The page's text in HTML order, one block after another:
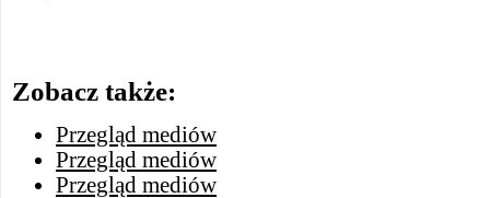
Zobacz także:
Przegląd mediów
Przegląd mediów
Przegląd mediów